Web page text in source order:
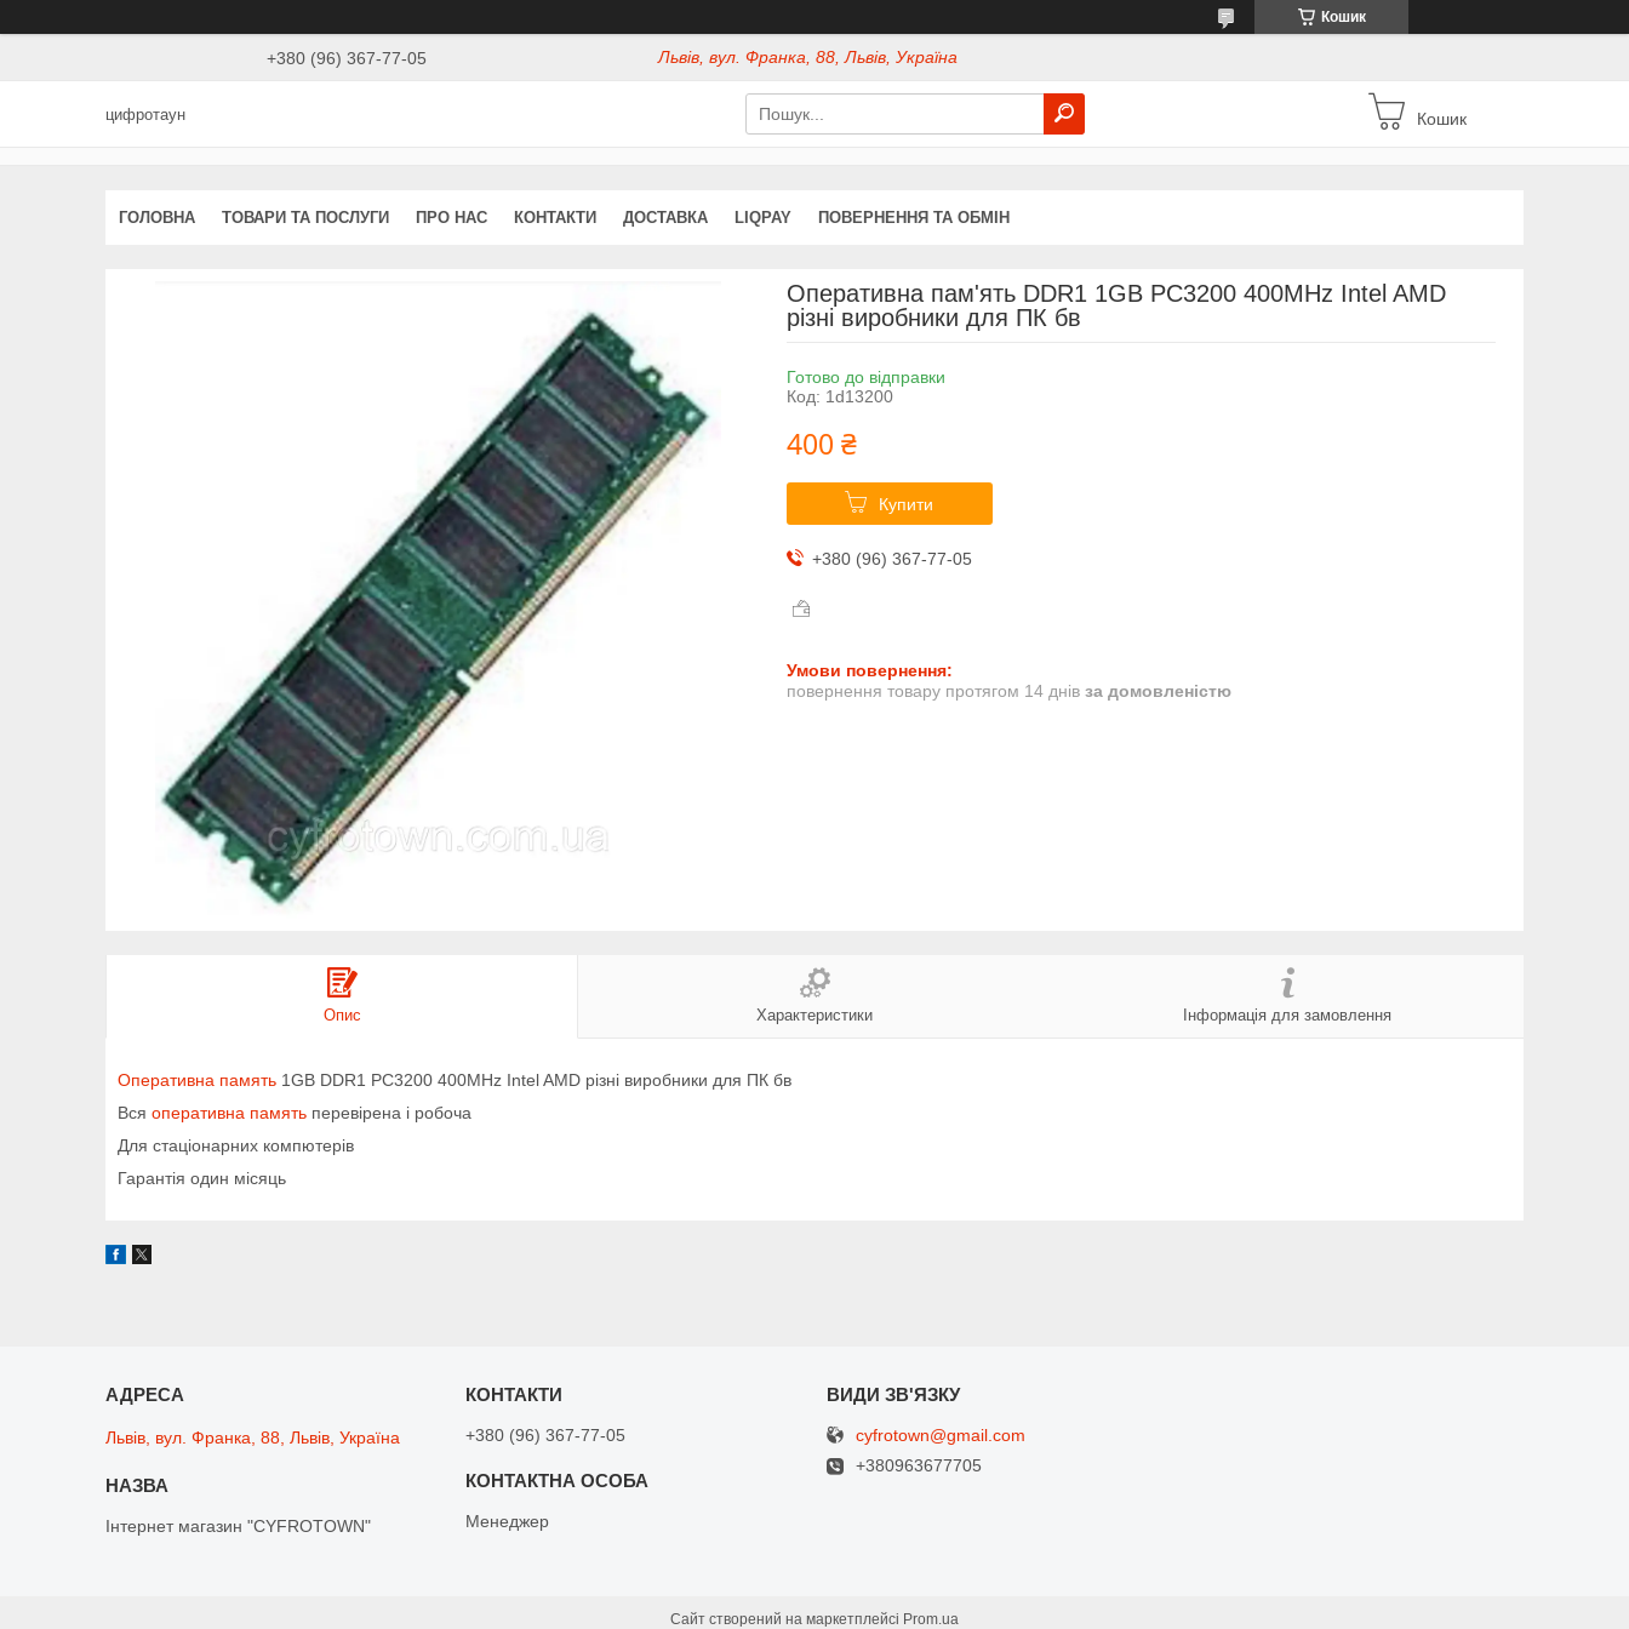
Кошик
+380 (96) 367-77-05 Львів, вул. Франка, 88, Львів, Україна
цифротаун Кошик
ГОЛОВНА ТОВАРИ ТА ПОСЛУГИ ПРО НАС КОНТАКТИ ДОСТАВКА LIQPAY ПОВЕРНЕННЯ ТА ОБМІН
Оперативна пам'ять DDR1 1GB PC3200 400MHz Intel AMD
різні виробники для ПК бв
Готово до відправки
Код: 1d13200
400 ₴
Купити
+380 (96) 367-77-05
повернення товару протягом 14 днів за домовленістю
Опис Характеристики Інформація для замовлення
Оперативна память 1GB DDR1 PC3200 400MHz Intel AMD різні виробники для ПК бв
Вся оперативна память перевірена і робоча
Для стаціонарних компютерів
Гарантія один місяць
Львів, вул. Франка, 88, Львів, Україна
Інтернет магазин "CYFROTOWN"
+380 (96) 367-77-05
Менеджер
cyfrotown@gmail.com
+380963677705
Сайт створений на маркетплейсі Prom.ua